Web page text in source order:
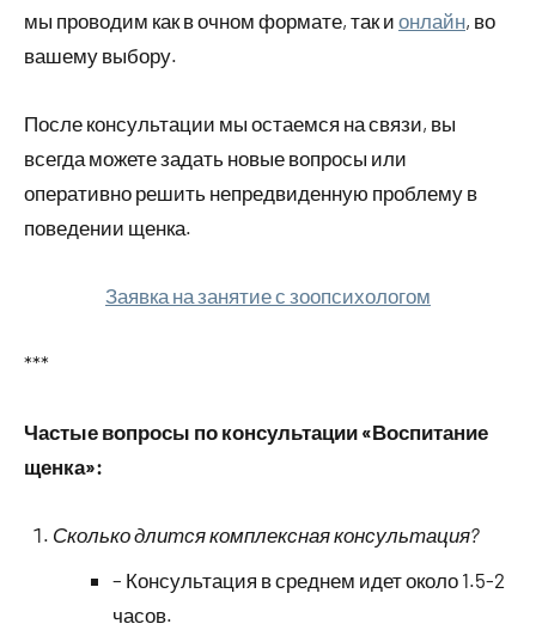
мы проводим как в очном формате, так и онлайн, во
вашему выбору.
После консультации мы остаемся на связи, вы
всегда можете задать новые вопросы или
оперативно решить непредвиденную проблему в
поведении щенка.
Заявка на занятие с зоопсихологом
***
Частые вопросы по консультации «Воспитание
щенка»:
Сколько длится комплексная консультация?
– Консультация в среднем идет около 1.5-2
часов.